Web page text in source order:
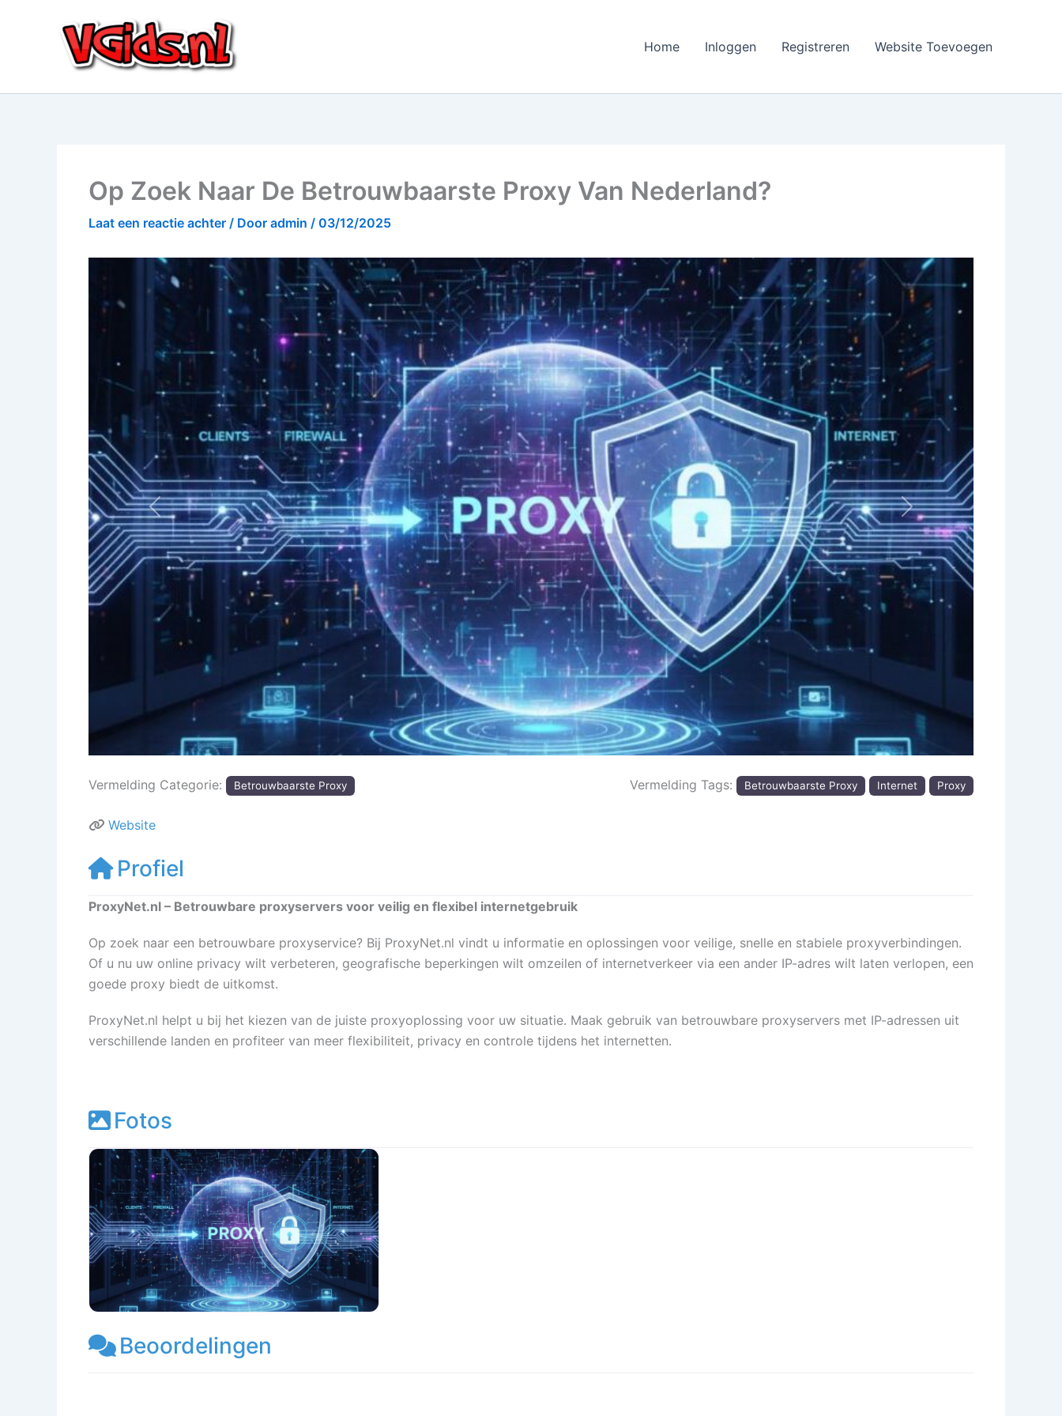
Home Inloggen Registreren Website Toevoegen
Op Zoek Naar De Betrouwbaarste Proxy Van Nederland?
Laat een reactie achter / Door admin / 03/12/2025
Vorige Volgende
Vermelding Categorie: Betrouwbaarste Proxy Vermelding Tags: Betrouwbaarste Proxy Internet Proxy
Website
Profiel
ProxyNet.nl – Betrouwbare proxyservers voor veilig en flexibel internetgebruik
Op zoek naar een betrouwbare proxyservice? Bij ProxyNet.nl vindt u informatie en oplossingen voor veilige, snelle en stabiele proxyverbindingen.
Of u nu uw online privacy wilt verbeteren, geografische beperkingen wilt omzeilen of internetverkeer via een ander IP-adres wilt laten verlopen, een
goede proxy biedt de uitkomst.
ProxyNet.nl helpt u bij het kiezen van de juiste proxyoplossing voor uw situatie. Maak gebruik van betrouwbare proxyservers met IP-adressen uit
verschillende landen en profiteer van meer flexibiliteit, privacy en controle tijdens het internetten.
Fotos
Beoordelingen